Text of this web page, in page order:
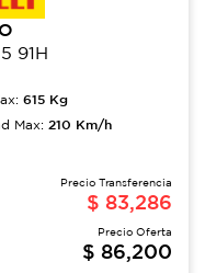
91H
615 Kg
Max: 210 Km/h
Precio Transferencia
$ 83,286
Precio Oferta
$ 86,200